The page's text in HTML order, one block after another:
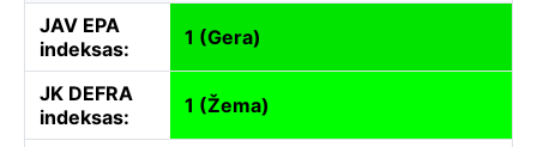
JAV EPA
indeksas:
1 (Gera)
JK DEFRA
indeksas:
1 (Žema)